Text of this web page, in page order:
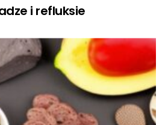
i refluksie